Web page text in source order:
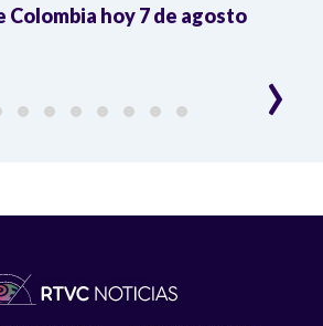
Colombia hoy 7 de agosto
›